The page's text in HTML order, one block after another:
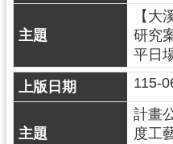
資
源
識
木
【大
研究
平日
115-
計畫
度工